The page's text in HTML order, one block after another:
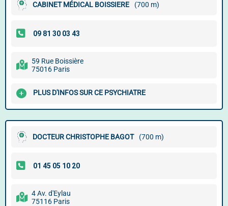
CABINET MÉDICAL BOISSIERE (700 m)
59 Rue Boissière
75016 Paris
PLUS D'INFOS SUR CE PSYCHIATRE
DOCTEUR CHRISTOPHE BAGOT (700 m)
4 Av. d'Eylau
75116 Paris